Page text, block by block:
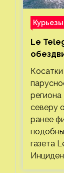
Курьезы
Le
от
региона
северу
ранее
газета